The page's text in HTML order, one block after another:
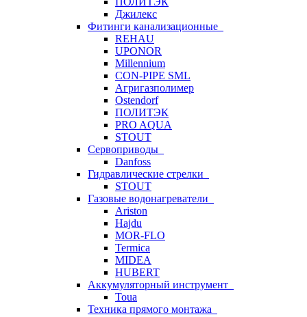
Джилекс
Фитинги канализационные
REHAU
UPONOR
Millennium
CON-PIPE SML
Агригазполимер
Ostendorf
ПОЛИТЭК
PRO AQUA
STOUT
Сервоприводы
Danfoss
Гидравлические стрелки
STOUT
Газовые водонагреватели
Ariston
Hajdu
MOR-FLO
Termica
MIDEA
HUBERT
Аккумуляторный инструмент
Toua
Техника прямого монтажа